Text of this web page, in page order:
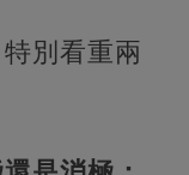
別看重兩